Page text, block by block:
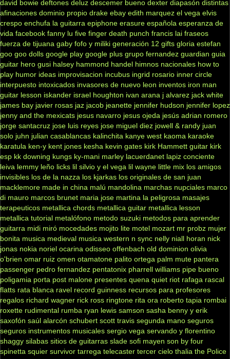
david bowie deftones deluz descemer bueno dexter diapasón distintas
afinaciones dominio propio drake ebay edith marquez el vega elvis
crespo enchufa la guitarra epiphone erasure española esperanza de
vida facebook fanny lu five finger death punch francis lai fraseos
fuerza de tijuana gaby fofo y miliki generación 12 gifts gloria estefan
goo goo dolls google play google plus grupo fernandez guardian guia
guitar hero gusi halsey hammond handel himnos nacionales how to
play humor ideas improvisacion incubus ingrid rosario inner circle
interpuesto intoxicados invasores de nuevo leon inventos iron man
guitar lesson iskander israel houghton ivan arana j alvarez jack white
james bay javier rosas jaz jacob jeanette jennifer hudson jennifer lopez
jenny and the mexicats jesus navarro jesus ojeda jesús adrian romero
jorge santacruz jose luis reyes jose miguel diez jowell & randy juan
solo juhn julian casablancas kalinchita kanye west kaoma karaoke
karatula ken-y kent jones kesha kevin gates kirk Hammett guitar kirk
esp kk downing kungs ky-mani marley lacuerdanet lapiz conciente
leiva lemmy leño licks lil silvio y el vega lil wayne little mix los amigos
invisibles los de la nazza los kjarkas los originales de san juan
macklemore made in china malú mandolina marchas nupciales marco
di mauro marcos brunet maria jose martina la peligrosa masajes
terapeuticos metallica chords metallica guitar metallica lesson
metallica tutorial metalófono metodo suzuki metodos para aprender
guitarra midi miró mocedades mojito lite motel mozart mr probz mujer
bonita musica medieval musica western n sync nelly niall horan nick
jonas nokia noriel ocarina odisseo offenbach old dominion olivia
o'brien omar ruiz omen otamatone palito ortega palm mute pantera
passenger pedro fernandez pentatonix pharrell williams pipe bueno
poligamia porta post malone presentes quena quiet riot rafaga rascal
flatts rata blanca ravel record guinness recursos para profesores
regalos richard wagner rick ross ringtone rita ora roberto tapia rombai
roxette rudimental rumba ryan lewis samson sasha benny y erik
saxofón saúl alarcón schubert scott travis segunda mano seguros
seguros instrumentos musicales sergio vega servando y florentino
shaggy silabas sitios de guitarras slade sofi mayen son by four
spinetta squier survivor tarrega telecaster tercer cielo thalia the Police